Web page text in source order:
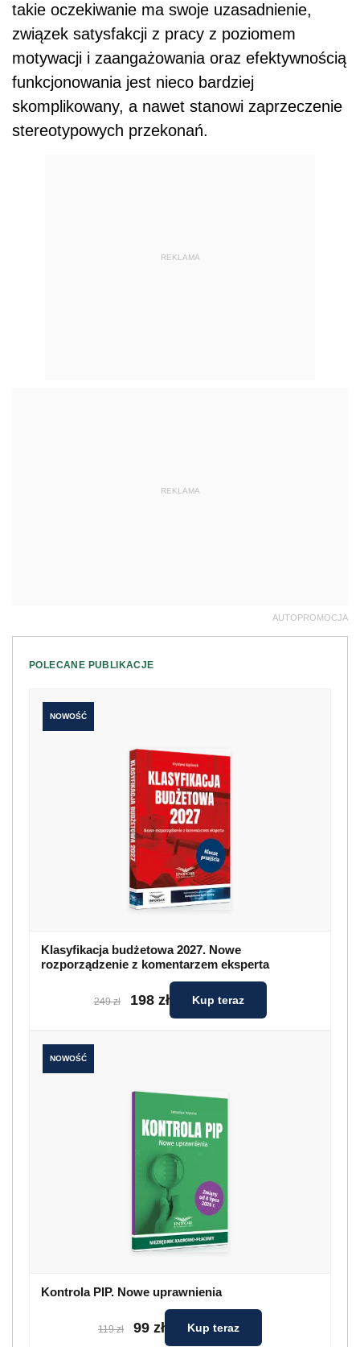
takie oczekiwanie ma swoje uzasadnienie,
związek satysfakcji z pracy z poziomem
motywacji i zaangażowania oraz efektywnością
funkcjonowania jest nieco bardziej
skomplikowany, a nawet stanowi zaprzeczenie
stereotypowych przekonań.
REKLAMA
REKLAMA
AUTOPROMOCJA
POLECANE PUBLIKACJE
NOWOŚĆ
Klasyfikacja budżetowa 2027. Nowe
rozporządzenie z komentarzem eksperta
249 zł 198 zł Kup teraz
NOWOŚĆ
Kontrola PIP. Nowe uprawnienia
119 zł 99 zł Kup teraz